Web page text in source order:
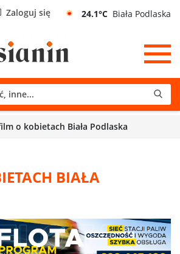
Zaloguj się 24.1°C Biała Podlaska
o kobietach Biała Podlaska
BIAŁA